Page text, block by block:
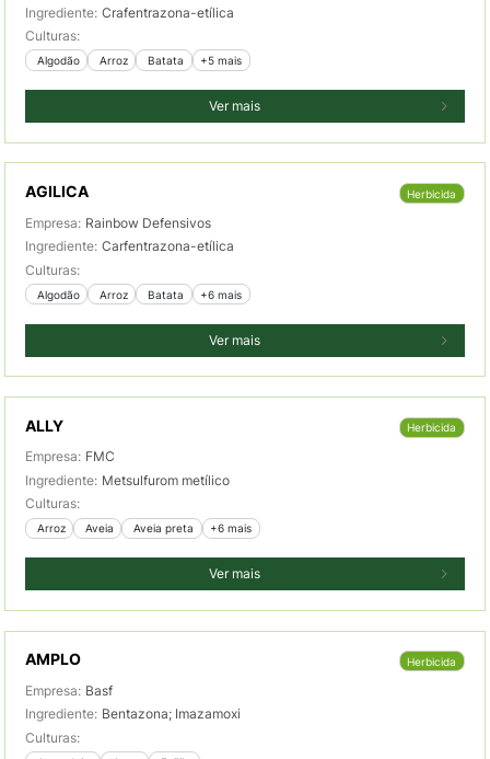
Ingrediente: Crafentrazona-etílica
Culturas:
Algodão Arroz Batata +5 mais
Ver mais
AGILICA Herbicida
Empresa: Rainbow Defensivos
Ingrediente: Carfentrazona-etílica
Culturas:
Algodão Arroz Batata +6 mais
Ver mais
ALLY Herbicida
Empresa: FMC
Ingrediente: Metsulfurom metílico
Culturas:
Arroz Aveia Aveia preta +6 mais
Ver mais
AMPLO Herbicida
Empresa: Basf
Ingrediente: Bentazona; Imazamoxi
Culturas: